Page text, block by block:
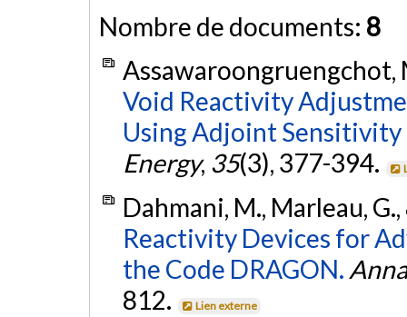
Nombre de documents: 8
Assawaroongruengchot,
Void Reactivity
Using Adjoint Sensitivity
Energy, 35(3), 377-394.
Dahmani, M., Marleau,
Reactivity Devices for
the Code DRAGON.
812.
Lien externe